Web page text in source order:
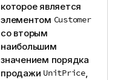
которое является
элементом Customer
со вторым
наибольшим
значением порядка
продажи UnitPrice,